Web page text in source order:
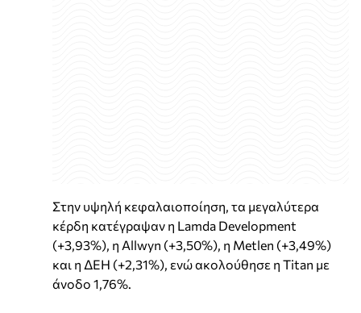
Στην υψηλή κεφαλαιοποίηση, τα μεγαλύτερα
κέρδη κατέγραψαν η Lamda Development
(+3,93%), η Allwyn (+3,50%), η Metlen (+3,49%)
και η ΔΕΗ (+2,31%), ενώ ακολούθησε η Titan με
άνοδο 1,76%.